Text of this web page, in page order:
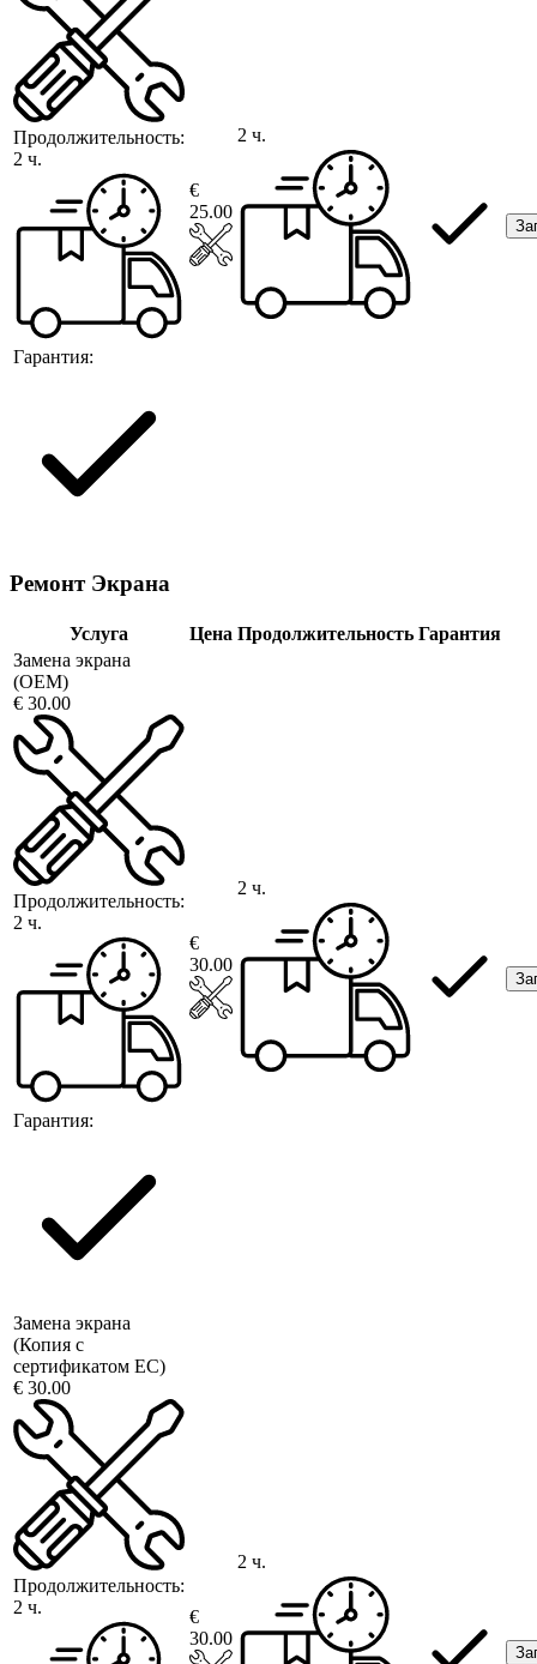
Продолжительность:
2 ч.
Гарантия:
€
25.00
2 ч.
Ремонт Экрана
Услуга Цена Продолжительность Гарантия
Замена экрана
(OEM)
€ 30.00
Продолжительность:
2 ч.
Гарантия:
€
30.00
2 ч.
Замена экрана
(Копия с
сертификатом ЕС)
€ 30.00
Продолжительность:
2 ч.
€
30.00
2 ч.